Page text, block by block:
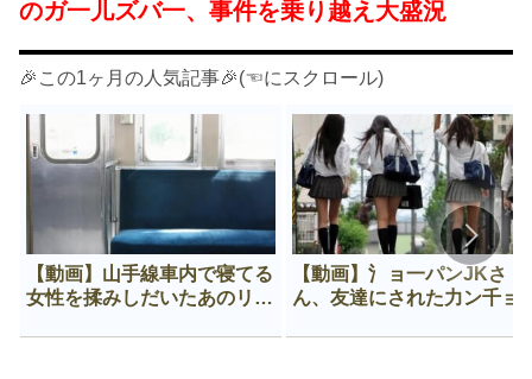
のガ一儿ズバ一、事件を乗り越え大盛況
🎉この1ヶ月の人気記事🎉(☜にスクロール)
【動画】山手線車内で寝てる
女性を揉みしだいたあのリー
【動画】氵ョ一パンJKさ
ん、友達にされた力ン千ョ